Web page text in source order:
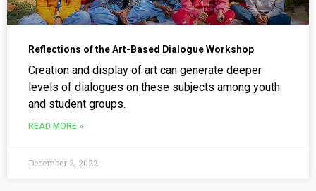
Reflections of the Art-Based Dialogue Workshop
Creation and display of art can generate deeper
levels of dialogues on these subjects among youth
and student groups.
READ MORE »
December 2, 2022